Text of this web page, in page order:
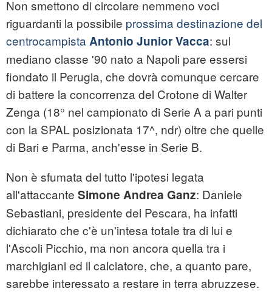
Non smettono di circolare nemmeno voci
riguardanti la possibile prossima destinazione del
centrocampista Antonio Junior Vacca: sul
mediano classe '90 nato a Napoli pare essersi
fiondato il Perugia, che dovrà comunque cercare
di battere la concorrenza del Crotone di Walter
Zenga (18° nel campionato di Serie A a pari punti
con la SPAL posizionata 17^, ndr) oltre che quelle
di Bari e Parma, anch'esse in Serie B.
Non è sfumata del tutto l'ipotesi legata
all'attaccante Simone Andrea Ganz: Daniele
Sebastiani, presidente del Pescara, ha infatti
dichiarato che c'è un'intesa totale tra di lui e
l'Ascoli Picchio, ma non ancora quella tra i
marchigiani ed il calciatore, che, a quanto pare,
sarebbe interessato a restare in terra abruzzese.